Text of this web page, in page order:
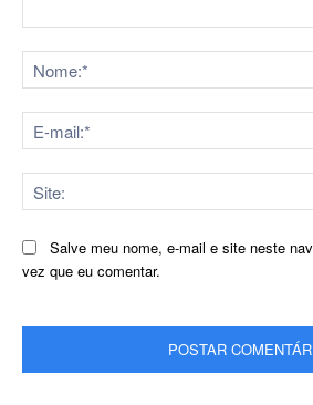
Salve meu nome, e-mail e site neste
vez que eu comentar.